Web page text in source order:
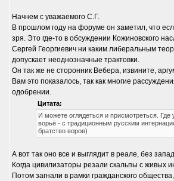
Начнем с уважаемого С.Г.
В прошлом году на форуме он заметил, что
зря. Это где-то в обсуждении Кожиновского
Сергей Георгиевич ни каким либеральным
допускает неоднозначные трактовки.
Он так же не сторонник Вебера, извините,
Вам это показалось, так как многие
одобрении.
Цитата:
И можете оглядеться и присмотреться.
ворьё - с традиционным русским
братство воров)
А вот так оно все и выглядит в реале, без
Когда цивилизаторы резали скальпы с живых
Потом загнали в рамки гражданского